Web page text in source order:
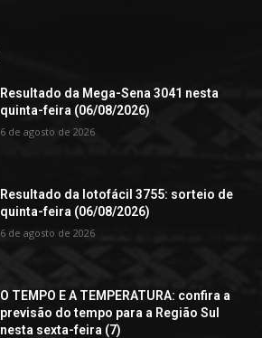
Resultado da Mega-Sena 3041 nesta
quinta-feira (06/08/2026)
6 de agosto de 2026
Resultado da lotofácil 3755: sorteio de
quinta-feira (06/08/2026)
6 de agosto de 2026
O TEMPO E A TEMPERATURA: confira a
previsão do tempo para a Região Sul
nesta sexta-feira (7)